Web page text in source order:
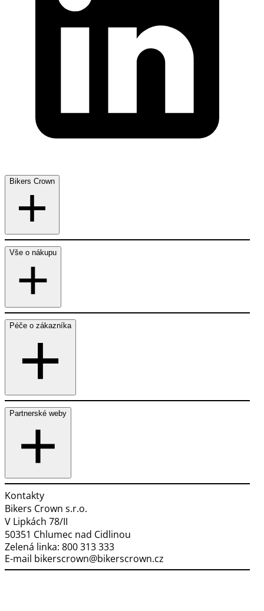
Bikers Crown
Vše o nákupu
Péče o zákazníka
Partnerské weby
Kontakty
Bikers Crown s.r.o.
V Lipkách 78/II
50351 Chlumec nad Cidlinou
Zelená linka: 800 313 333
E-mail bikerscrown@bikerscrown.cz